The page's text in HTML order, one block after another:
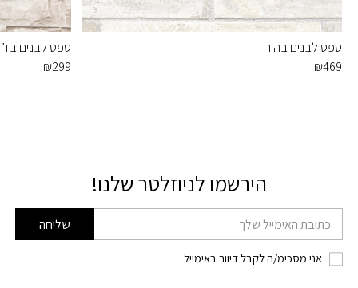
טפט לבנים בהיר
₪469
טפט לבנים
₪299
הירשמו לניוזלטר שלנו!
דוא׳׳ל שליחה
אני מסכימ/ה לקבל דיוור באימייל